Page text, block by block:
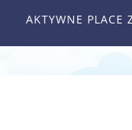
AKTYWNE PLACE